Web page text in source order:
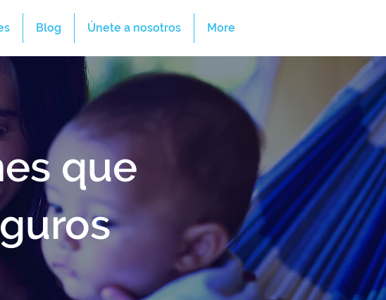
Blog Únete a nosotros More
que